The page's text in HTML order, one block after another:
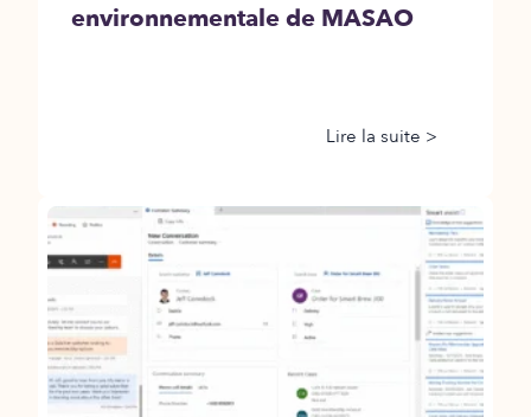
environnementale de MASAO
Lire la suite >